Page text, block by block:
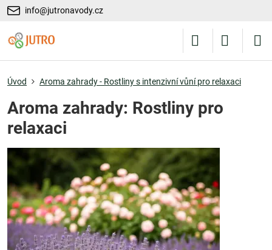
info@jutronavody.cz
Úvod Aroma zahrady - Rostliny s intenzivní vůní pro relaxaci
Aroma zahrady: Rostliny pro
relaxaci